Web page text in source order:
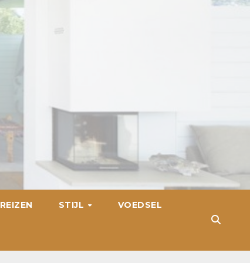
REIZEN STIJL VOEDSEL